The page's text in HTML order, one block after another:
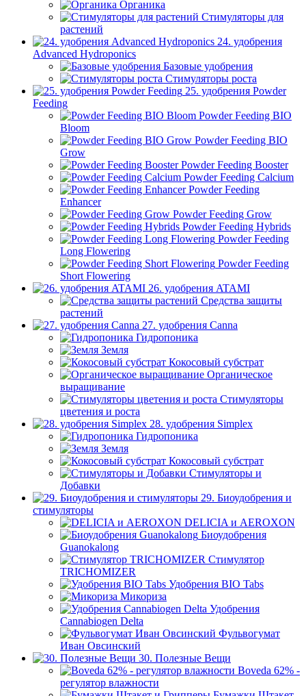
Органика
Стимуляторы для
растений
24. удобрения
Advanced Hydroponics
Базовые удобрения
Стимуляторы роста
25. удобрения Powder
Feeding
Powder Feeding BIO
Bloom
Powder Feeding BIO
Grow
Powder Feeding Booster
Powder Feeding Calcium
Powder Feeding
Enhancer
Powder Feeding Grow
Powder Feeding Hybrids
Powder Feeding
Long Flowering
Powder Feeding
Short Flowering
26. удобрения ATAMI
Средства защиты
растений
27. удобрения Canna
Гидропоника
Земля
Кокосовый субстрат
Органическое
выращивание
Стимуляторы
цветения и роста
28. удобрения Simplex
Гидропоника
Земля
Кокосовый субстрат
Стимуляторы и
Добавки
29. Биоудобрения и
стимуляторы
DELICIA и AEROXON
Биоудобрения
Guanokalong
Стимулятор
TRICHOMIZER
Удобрения BIO Tabs
Микориза
Удобрения
Cannabiogen Delta
Фульвогумат
Иван Овсинский
30. Полезные Вещи
Boveda 62% -
регулятор влажности